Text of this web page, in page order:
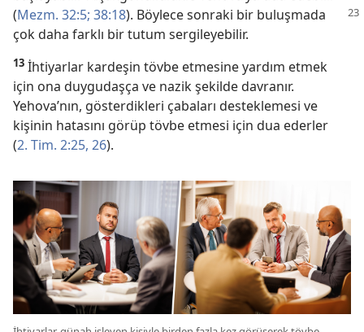
(Mezm. 32:5; 38:18). Böylece sonraki bir buluşmada
çok daha farklı bir tutum sergileyebilir.
13 İhtiyarlar kardeşin tövbe etmesine yardım etmek
için ona duygudaşça ve nazik şekilde davranır.
Yehova’nın, gösterdikleri çabaları desteklemesi ve
kişinin hatasını görüp tövbe etmesi için dua ederler
(2. Tim. 2:25, 26).